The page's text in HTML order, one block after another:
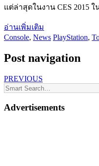
แต่ล่าสุดในงาน CES 2015
อ่านเพิ่มเติม
Console, News PlayStation,
Post navigation
PREVIOUS
Advertisements